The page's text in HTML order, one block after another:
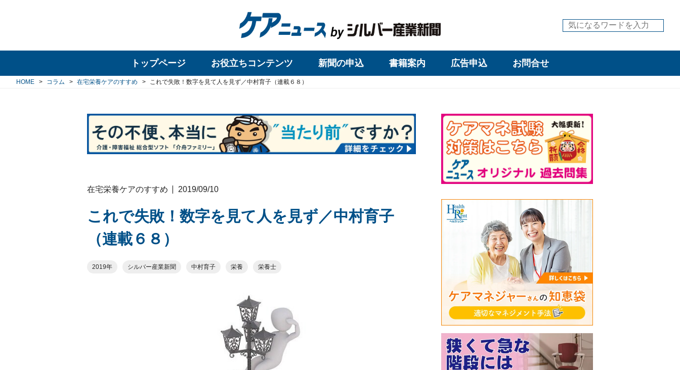
トップページ お役立ちコンテンツ 新聞の申込 書籍案内 広告申込 お問合せ
HOME コラム 在宅栄養ケアのすすめ これで失敗！数字を見て人を見ず／中村育子（連載６８）
在宅栄養ケアのすすめ 2019/09/10
これで失敗！数字を見て人を見ず／中村育子
（連載６８）
2019年 シルバー産業新聞 中村育子 栄養 栄養士